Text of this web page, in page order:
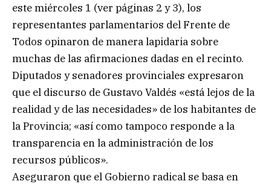
este miércoles 1 (ver páginas 2 y 3), los
representantes parlamentarios del Frente de
Todos opinaron de manera lapidaria sobre
muchas de las afirmaciones dadas en el recinto.
Diputados y senadores provinciales expresaron
que el discurso de Gustavo Valdés «está lejos de la
realidad y de las necesidades» de los habitantes de
la Provincia; «así como tampoco responde a la
transparencia en la administración de los
recursos públicos».
Aseguraron que el Gobierno radical se basa en